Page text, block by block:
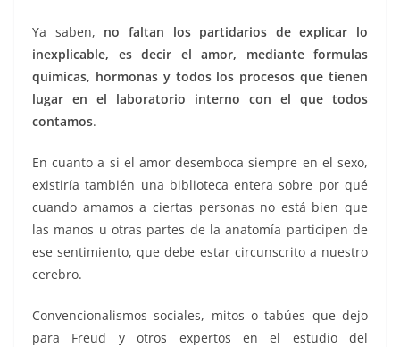
Ya saben, no faltan los partidarios de explicar lo
inexplicable, es decir el amor, mediante formulas
químicas, hormonas y todos los procesos que tienen
lugar en el laboratorio interno con el que todos
contamos.
En cuanto a si el amor desemboca siempre en el sexo,
existiría también una biblioteca entera sobre por qué
cuando amamos a ciertas personas no está bien que
las manos u otras partes de la anatomía participen de
ese sentimiento, que debe estar circunscrito a nuestro
cerebro.
Convencionalismos sociales, mitos o tabúes que dejo
para Freud y otros expertos en el estudio del